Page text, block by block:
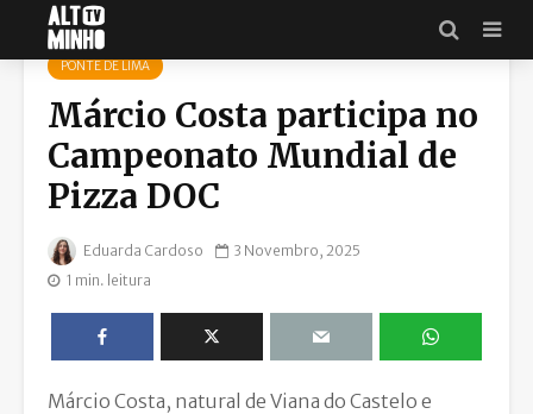
PONTE DE LIMA
Márcio Costa participa no
Campeonato Mundial de
Pizza DOC
Eduarda Cardoso
3 Novembro, 2025
1 min. leitura
Márcio Costa, natural de Viana do Castelo e